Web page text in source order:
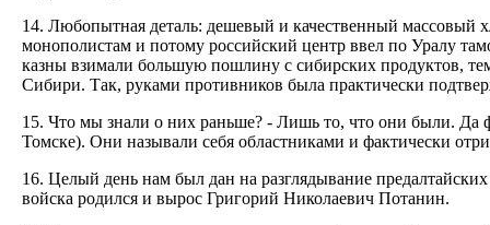
14. Любопытная деталь: дешевый и качественный массовый
монополистам и потому российский центр ввел по Уралу
казны взимали большую пошлину с сибирских продуктов,
Сибири. Так, руками противников была практически
15. Что мы знали о них раньше? - Лишь то, что они были. Да
Томске). Они называли себя областниками и фактически
16. Целый день нам был дан на разглядывание
войска родился и вырос Григорий Николаевич Потанин.